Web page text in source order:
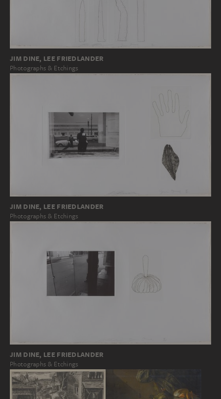
JIM DINE, LEE FRIEDLANDER
Photographs & Etchings
JIM DINE, LEE FRIEDLANDER
Photographs & Etchings
JIM DINE, LEE FRIEDLANDER
Photographs & Etchings